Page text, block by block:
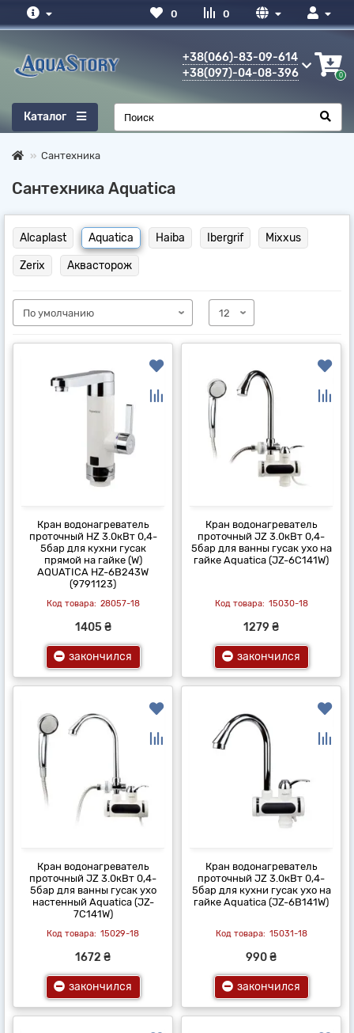
0
0
+38(066)-83-09-614
+38(097)-04-08-396
0
Каталог
Сантехника
Сантехника Aquatica
Alcaplast Aquatica Haiba Ibergrif Mixxus
Zerix Аквасторож
Кран водонагреватель
проточный HZ 3.0кВт 0,4-
5бар для кухни гусак
прямой на гайке (W)
AQUATICA HZ-6B243W
(9791123)
28057-18
1405 ₴
закончился
Кран водонагреватель
проточный JZ 3.0кВт 0,4-
5бар для ванны гусак ухо на
гайке Aquatica (JZ-6C141W)
15030-18
1279 ₴
закончился
Кран водонагреватель
проточный JZ 3.0кВт 0,4-
5бар для ванны гусак ухо
настенный Aquatica (JZ-
7C141W)
15029-18
1672 ₴
закончился
Кран водонагреватель
проточный JZ 3.0кВт 0,4-
5бар для кухни гусак ухо на
гайке Aquatica (JZ-6B141W)
15031-18
990 ₴
закончился